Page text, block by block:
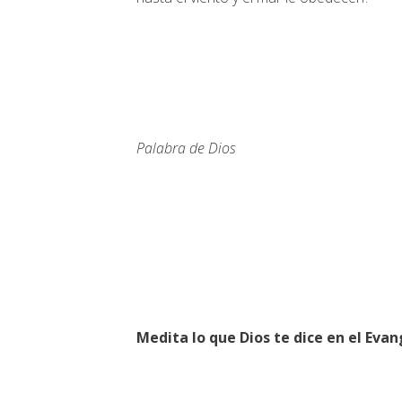
Palabra de Dios
Medita lo que Dios te dice en el